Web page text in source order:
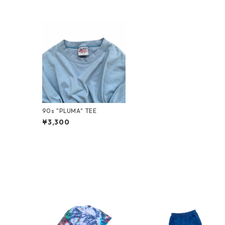
90s "PLUMA" TEE
¥3,300